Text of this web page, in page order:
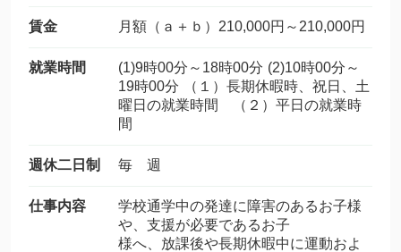
賃金 月額（ａ＋ｂ）210,000円～210,000円
就業時間
(1)9時00分～18時00分 (2)10時00分～
19時00分 （１）長期休暇時、祝日、土
曜日の就業時間 （２）平日の就業時
間
週休二日制 毎 週
仕事内容
学校通学中の発達に障害のあるお子様
や、支援が必要であるお子
様へ、放課後や長期休暇中に運動およ